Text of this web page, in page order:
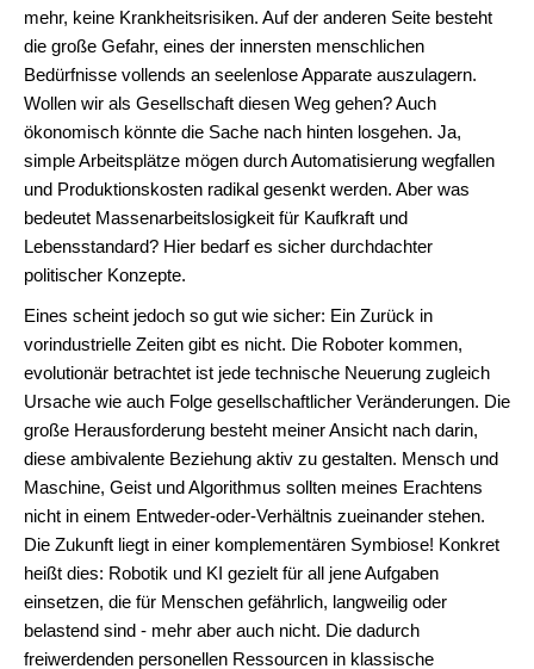
mehr, keine Krankheitsrisiken. Auf der anderen Seite besteht
die große Gefahr, eines der innersten menschlichen
Bedürfnisse vollends an seelenlose Apparate auszulagern.
Wollen wir als Gesellschaft diesen Weg gehen? Auch
ökonomisch könnte die Sache nach hinten losgehen. Ja,
simple Arbeitsplätze mögen durch Automatisierung wegfallen
und Produktionskosten radikal gesenkt werden. Aber was
bedeutet Massenarbeitslosigkeit für Kaufkraft und
Lebensstandard? Hier bedarf es sicher durchdachter
politischer Konzepte.
Eines scheint jedoch so gut wie sicher: Ein Zurück in
vorindustrielle Zeiten gibt es nicht. Die Roboter kommen,
evolutionär betrachtet ist jede technische Neuerung zugleich
Ursache wie auch Folge gesellschaftlicher Veränderungen. Die
große Herausforderung besteht meiner Ansicht nach darin,
diese ambivalente Beziehung aktiv zu gestalten. Mensch und
Maschine, Geist und Algorithmus sollten meines Erachtens
nicht in einem Entweder-oder-Verhältnis zueinander stehen.
Die Zukunft liegt in einer komplementären Symbiose! Konkret
heißt dies: Robotik und KI gezielt für all jene Aufgaben
einsetzen, die für Menschen gefährlich, langweilig oder
belastend sind - mehr aber auch nicht. Die dadurch
freiwerdenden personellen Ressourcen in klassische